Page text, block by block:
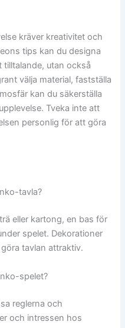
kräver kreativitet och
tips kan du designa
tilltalande, utan också
välja material, fastställa
kan du säkerställa
Tveka inte att
personlig för att göra
tavla?
eller kartong, en bas för
spelet. Dekorationer
tavlan attraktiv.
spelet?
reglerna och
och intressen hos